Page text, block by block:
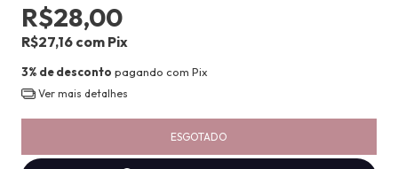
R$28,00
R$27,16 com Pix
3% de desconto pagando com Pix
Ver mais detalhes